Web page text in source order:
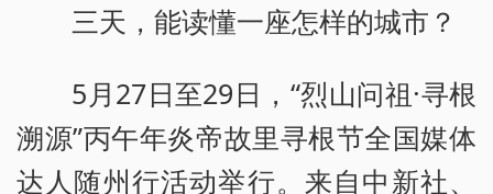
三天，能读懂一座怎样的城市？
5月27日至29日，“烈山问祖·寻根
溯源”丙午年炎帝故里寻根节全国媒体
达人随州行活动举行。来自中新社、